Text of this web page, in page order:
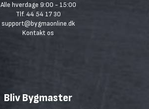
Alle hverdage 9:00 - 15:00
Tlf. 44 54 17 30
support@bygmaonline.dk
Kontakt os
Bliv Bygmaster